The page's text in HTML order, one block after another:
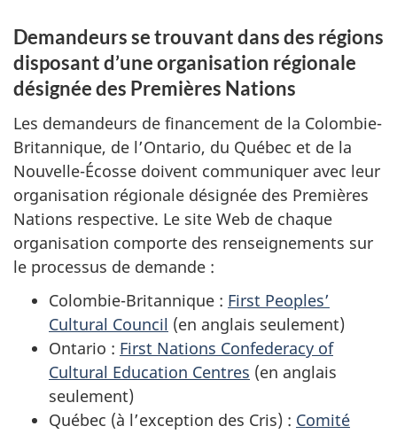
Demandeurs se trouvant dans des régions
disposant d’une organisation régionale
désignée des Premières Nations
Les demandeurs de financement de la Colombie-
Britannique, de l’Ontario, du Québec et de la
Nouvelle-Écosse doivent communiquer avec leur
organisation régionale désignée des Premières
Nations respective. Le site Web de chaque
organisation comporte des renseignements sur
le processus de demande :
Colombie-Britannique : First Peoples’
Cultural Council (en anglais seulement)
Ontario : First Nations Confederacy of
Cultural Education Centres (en anglais
seulement)
Québec (à l’exception des Cris) : Comité